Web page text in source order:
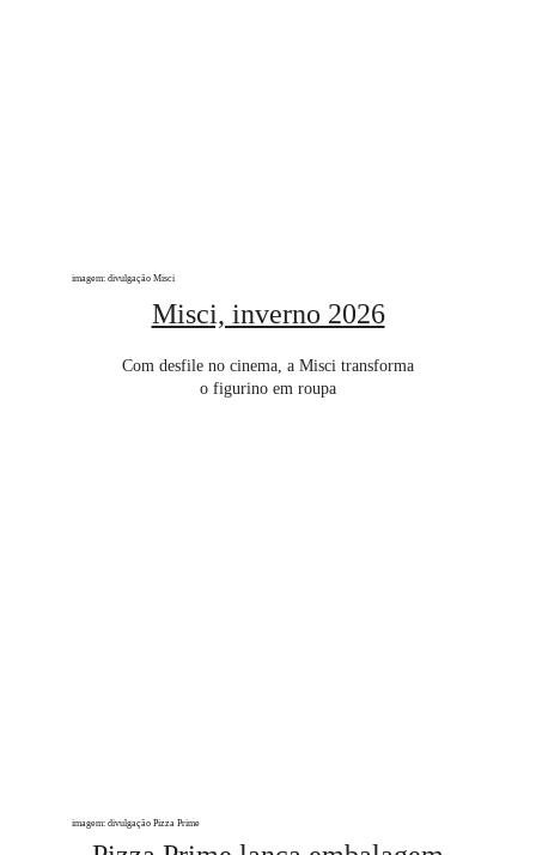
Misci, inverno 2026
Com desfile no cinema, a Misci transforma
o figurino em roupa
imagem: divulgação Misci
imagem: divulgação Pizza Prime